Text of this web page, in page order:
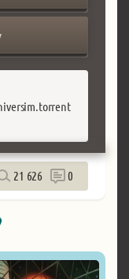
21 626 0